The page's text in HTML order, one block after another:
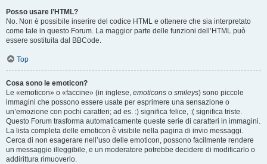
Posso usare l’HTML?
No. Non è possibile inserire del codice HTML e ottenere che sia interpretato
come tale in questo Forum. La maggior parte delle funzioni dell’HTML può
essere sostituita dal BBCode.
Top
Cosa sono le emoticon?
Le «emoticon» o «faccine» (in inglese, emoticons o smileys) sono piccole
immagini che possono essere usate per esprimere una sensazione o
un’emozione con pochi caratteri; ad es. :) significa felice, :( significa triste.
Questo Forum trasforma automaticamente queste serie di caratteri in immagini.
La lista completa delle emoticon è visibile nella pagina di invio messaggi.
Cerca di non esagerare nell’uso delle emoticon, possono facilmente rendere
un messaggio illeggibile, e un moderatore potrebbe decidere di modificarlo o
addirittura rimuoverlo.